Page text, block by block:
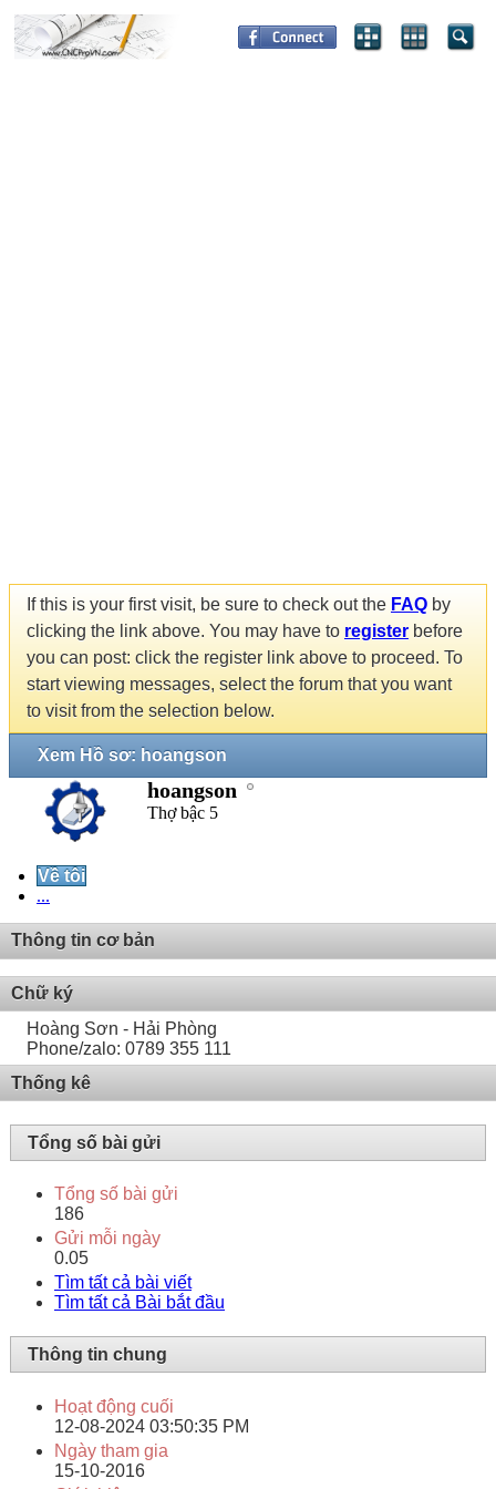
If this is your first visit, be sure to check out the FAQ by
clicking the link above. You may have to register before
you can post: click the register link above to proceed. To
start viewing messages, select the forum that you want
to visit from the selection below.
Xem Hồ sơ: hoangson
hoangson
Thợ bậc 5
Về tôi
...
Thông tin cơ bản
Chữ ký
Hoàng Sơn - Hải Phòng
Phone/zalo: 0789 355 111
Thống kê
Tổng số bài gửi
Tổng số bài gửi
186
Gửi mỗi ngày
0.05
Tìm tất cả bài viết
Tìm tất cả Bài bắt đầu
Thông tin chung
Hoạt động cuối
12-08-2024 03:50:35 PM
Ngày tham gia
15-10-2016